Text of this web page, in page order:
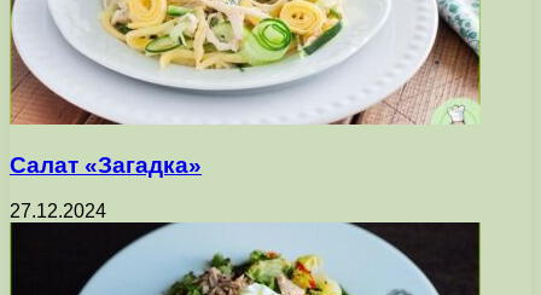
Салат «Загадка»
27.12.2024